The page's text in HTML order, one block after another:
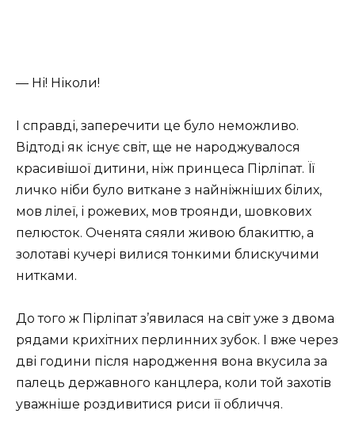
— Ні! Ніколи!
І справді, заперечити це було неможливо.
Відтоді як існує світ, ще не народжувалося
красивішої дитини, ніж принцеса Пірліпат. Її
личко ніби було виткане з найніжніших білих,
мов лілеї, і рожевих, мов троянди, шовкових
пелюсток. Оченята сяяли живою блакиттю, а
золотаві кучері вилися тонкими блискучими
нитками.
До того ж Пірліпат з’явилася на світ уже з двома
рядами крихітних перлинних зубок. І вже через
дві години після народження вона вкусила за
палець державного канцлера, коли той захотів
уважніше роздивитися риси її обличчя.